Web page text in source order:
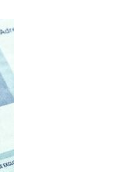
de peine ne sera